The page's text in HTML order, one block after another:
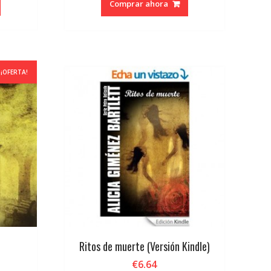
era:
es:
Comprar ahora
¡OFERTA!
Ritos de muerte (Versión Kindle)
€6.64